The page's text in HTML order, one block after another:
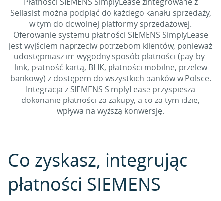
Sellasist można podpiąć do każdego kanału sprzedaży,
w tym do dowolnej platformy sprzedażowej.
Oferowanie systemu płatności SIEMENS SimplyLease
jest wyjściem naprzeciw potrzebom klientów, ponieważ
udostępniasz im wygodny sposób płatności (pay-by-
link, płatność kartą, BLIK, płatności mobilne, przelew
bankowy) z dostępem do wszystkich banków w Polsce.
Integracja z SIEMENS SimplyLease przyspiesza
dokonanie płatności za zakupy, a co za tym idzie,
wpływa na wyższą konwersję.
Co zyskasz, integrując
płatności SIEMENS